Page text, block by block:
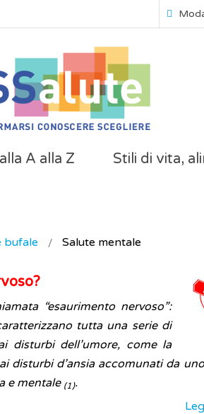
A alla Z Stili di vita,
bufale Salute mentale
“esaurimento nervoso”:
tutta una serie di
disturbi dell’umore, come la
disturbi d’ansia accomunati da
e mentale (1).